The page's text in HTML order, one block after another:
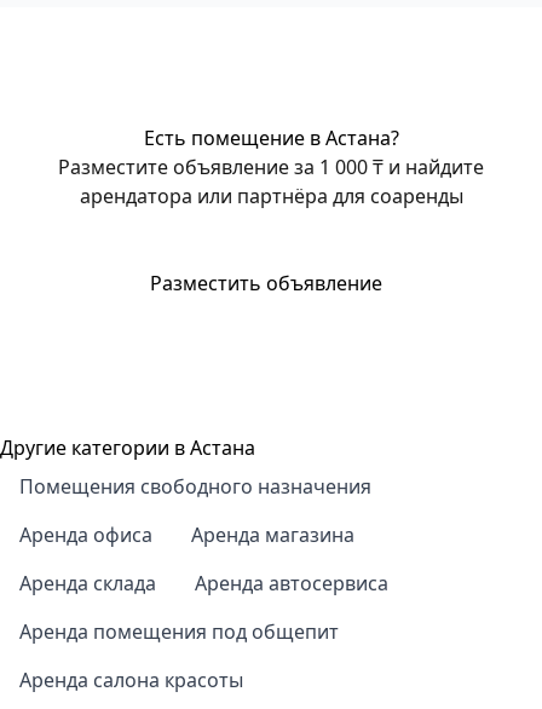
Есть помещение в Астана?
Разместите объявление за 1 000 ₸ и найдите
арендатора или партнёра для соаренды
Разместить объявление
Другие категории в Астана
Помещения свободного назначения
Аренда офиса
Аренда магазина
Аренда склада
Аренда автосервиса
Аренда помещения под общепит
Аренда салона красоты